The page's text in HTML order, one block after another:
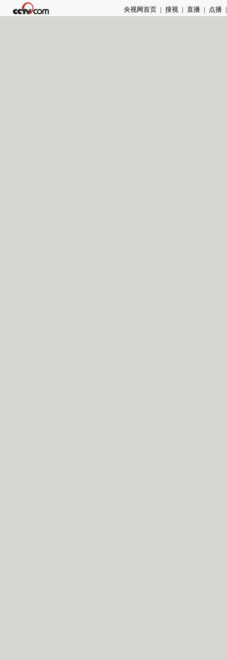
央视网首页 | 搜视 | 直播 | 点播 |